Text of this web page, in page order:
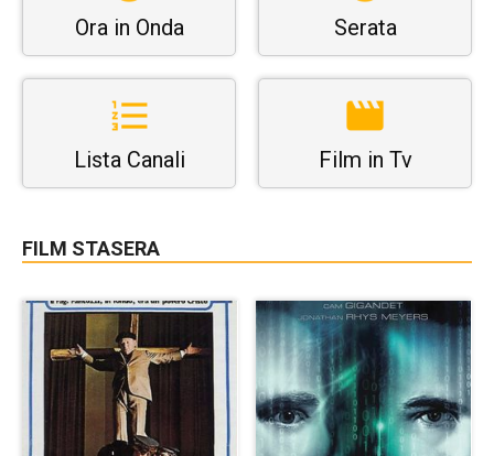
Ora in Onda Serata
Lista Canali Film in Tv
FILM STASERA